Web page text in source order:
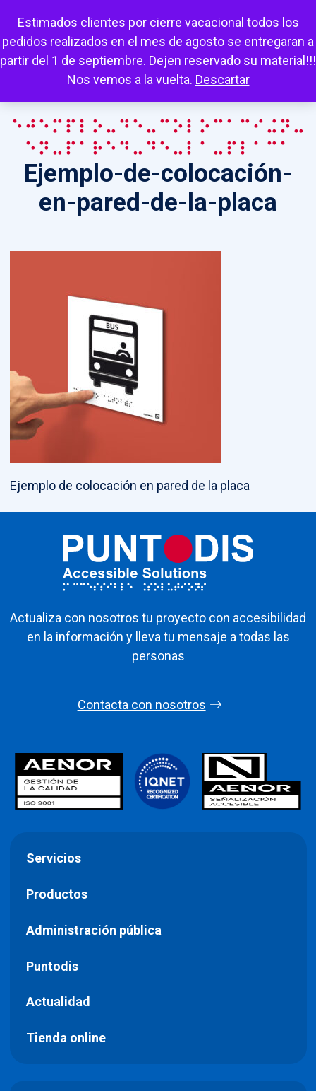
Estimados clientes por cierre vacacional todos los
pedidos realizados en el mes de agosto se entregaran a
partir del 1 de septiembre. Dejen reservado su material!!!
Nos vemos a la vuelta. Descartar
Mi cuenta Carrito Favoritos Escuchar
Ejemplo-de-colocación-
en-pared-de-la-placa
Ejemplo-de-colocación-
en-pared-de-la-placa
Ejemplo de colocación en pared de la placa
Actualiza con nosotros tu proyecto con accesibilidad
en la información y lleva tu mensaje a todas las
personas
Contacta con nosotros
Servicios
Productos
Administración pública
Puntodis
Actualidad
Tienda online